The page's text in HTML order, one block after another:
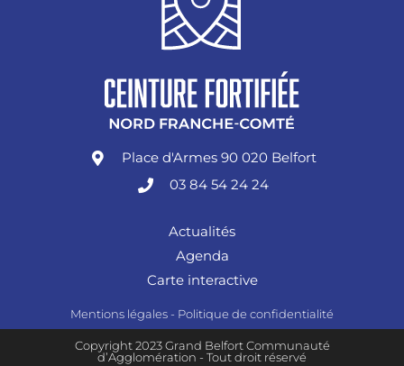
Place d'Armes 90 020 Belfort
03 84 54 24 24
Actualités
Agenda
Carte interactive
Mentions légales - Politique de confidentialité
Copyright 2023 Grand Belfort Communauté
d’Agglomération - Tout droit réservé